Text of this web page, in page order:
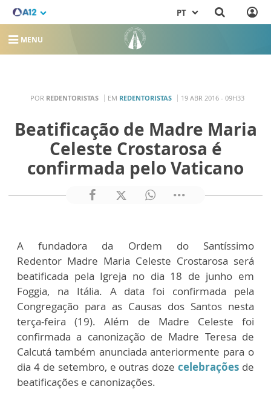
PT
MENU
POR REDENTORISTAS EM REDENTORISTAS 19 ABR 2016 - 09H33
Beatificação de Madre Maria
Celeste Crostarosa é
confirmada pelo Vaticano
A fundadora da Ordem do Santíssimo
Redentor Madre Maria Celeste Crostarosa será
beatificada pela Igreja no dia 18 de junho em
Foggia, na Itália. A data foi confirmada pela
Congregação para as Causas dos Santos nesta
terça-feira (19). Além de Madre Celeste foi
confirmada a canonização de Madre Teresa de
Calcutá também anunciada anteriormente para o
dia 4 de setembro, e outras dozecelebrações de
beatificações e canonizações.